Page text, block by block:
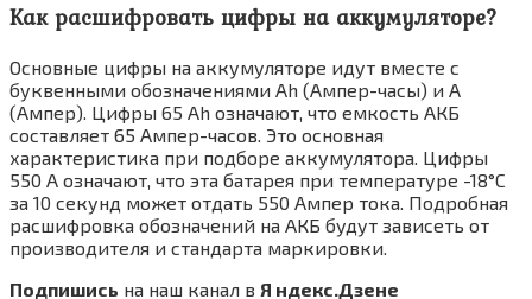
Как расшифровать цифры на аккумуляторе?
Основные цифры на аккумуляторе идут вместе с
буквенными обозначениями Ah (Ампер-часы) и А
(Ампер). Цифры 65 Ah означают, что емкость АКБ
составляет 65 Ампер-часов. Это основная
характеристика при подборе аккумулятора. Цифры
550 А означают, что эта батарея при температуре -18°С
за 10 секунд может отдать 550 Ампер тока. Подробная
расшифровка обозначений на АКБ будут зависеть от
производителя и стандарта маркировки.
Подпишись на наш канал в Я ндекс.Дзене